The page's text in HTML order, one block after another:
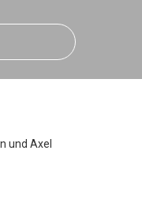
und Axel